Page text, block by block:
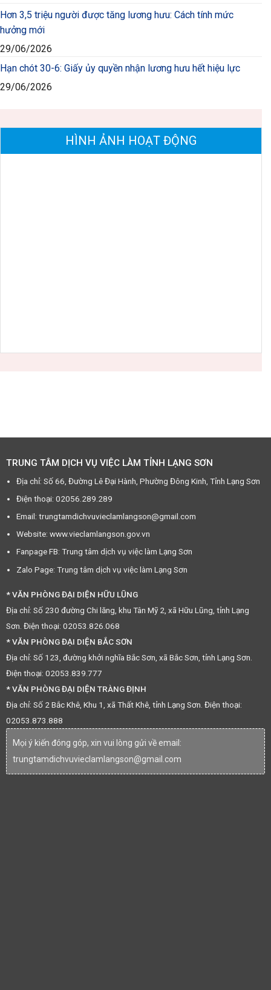
Hơn 3,5 triệu người được tăng lương hưu: Cách tính mức
hưởng mới
29/06/2026
Hạn chót 30-6: Giấy ủy quyền nhận lương hưu hết hiệu lực
29/06/2026
HÌNH ẢNH HOẠT ĐỘNG
TRUNG TÂM DỊCH VỤ VIỆC LÀM TỈNH LẠNG SƠN
Địa chỉ: Số 66, Đường Lê Đại Hành, Phường Đông Kinh, Tỉnh Lạng Sơn
Điện thoại: 02056.289.289
Email: trungtamdichvuvieclamlangson@gmail.com
Website: www.vieclamlangson.gov.vn
Fanpage FB: Trung tâm dịch vụ việc làm Lạng Sơn
Zalo Page: Trung tâm dịch vụ việc làm Lạng Sơn
* VĂN PHÒNG ĐẠI DIỆN HỮU LŨNG
Địa chỉ: Số 230 đường Chi lăng, khu Tân Mỹ 2, xã Hữu Lũng, tỉnh Lạng
Sơn. Điện thoại: 02053.826.068
* VĂN PHÒNG ĐẠI DIỆN BẮC SƠN
Địa chỉ: Số 123, đường khởi nghĩa Bắc Sơn, xã Bắc Sơn, tỉnh Lạng Sơn.
Điện thoại: 02053.839.777
* VĂN PHÒNG ĐẠI DIỆN TRÀNG ĐỊNH
Địa chỉ: Số 2 Bắc Khê, Khu 1, xã Thất Khê, tỉnh Lạng Sơn. Điện thoại:
02053.873.888
Mọi ý kiến đóng góp, xin vui lòng gửi về email:
trungtamdichvuvieclamlangson@gmail.com